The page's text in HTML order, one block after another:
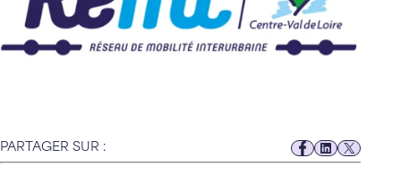
PARTAGER SUR :